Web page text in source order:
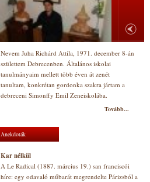
Nevem Juha Richárd Attila, 1971. december 8-án
születtem Debrecenben. Általános iskolai
tanulmányaim mellett több éven át zenét
tanultam, konkrétan gordonka szakra jártam a
debreceni Simonffy Emil Zeneiskolába.
Tovább...
Anekdoták
Kar nélkül
A Le Radical (1887. március 19.) san franciscói
híre: egy odavaló műbarát megrendelte Párizsból a